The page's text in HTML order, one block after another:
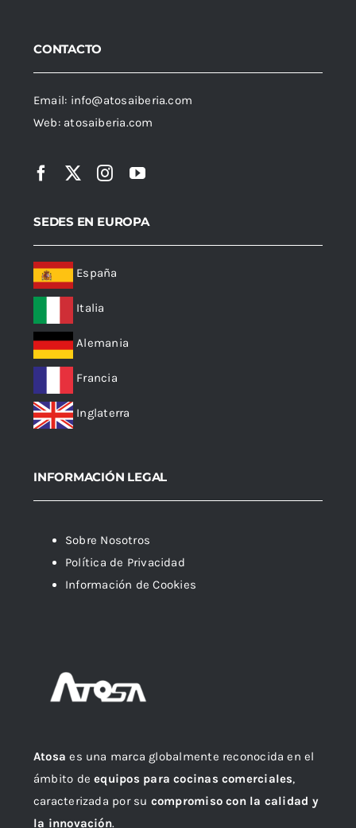
Atosa es una marca globalmente reconocida en el
ámbito deequipos para cocinas comerciales,
caracterizada por su compromiso con la calidad y
la innovación.
CONTACTO
Email: info@atosaiberia.com
Web: atosaiberia.com
SEDES EN EUROPA
España
Italia
Alemania
Francia
Inglaterra
INFORMACIÓN LEGAL
Sobre Nosotros
Política de Privacidad
Información de Cookies